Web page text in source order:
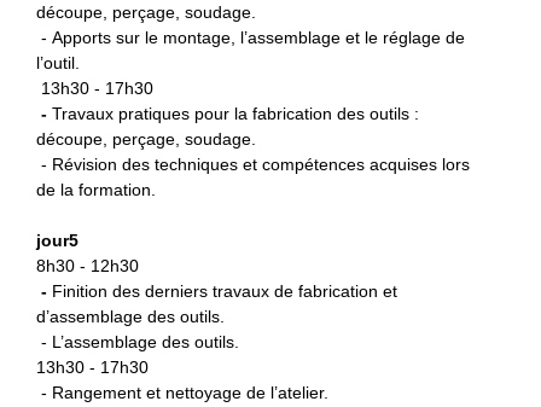
découpe, perçage, soudage.
- Apports sur le montage, l’assemblage et le réglage de
l’outil.
13h30 - 17h30
- Travaux pratiques pour la fabrication des outils :
découpe, perçage, soudage.
- Révision des techniques et compétences acquises lors
de la formation.
jour5
8h30 - 12h30
- Finition des derniers travaux de fabrication et
d’assemblage des outils.
- L’assemblage des outils.
13h30 - 17h30
- Rangement et nettoyage de l’atelier.